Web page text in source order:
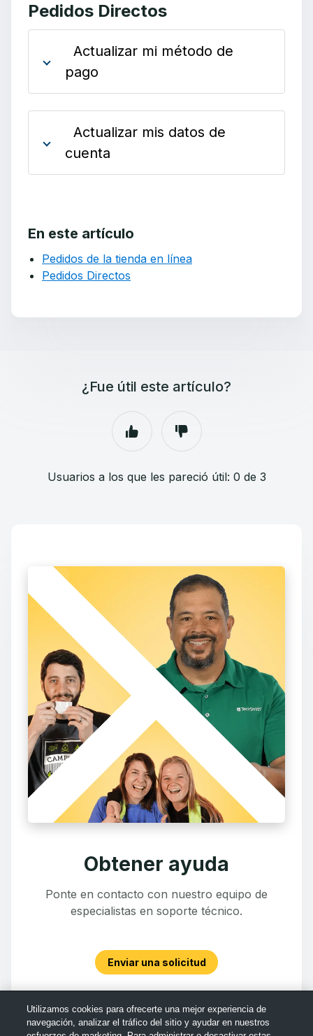
Pedidos Directos
Actualizar mi método de
pago
Actualizar mis datos de
cuenta
En este artículo
Pedidos de la tienda en línea
Pedidos Directos
¿Fue útil este artículo?
Usuarios a los que les pareció útil: 0 de 3
Obtener ayuda
Ponte en contacto con nuestro equipo de
especialistas en soporte técnico.
Enviar una solicitud
Utilizamos cookies para ofrecerte una mejor experiencia de
navegación, analizar el tráfico del sitio y ayudar en nuestros